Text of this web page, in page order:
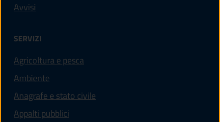
Avvisi
SERVIZI
Agricoltura e pesca
Ambiente
Anagrafe e stato civile
Appalti pubblici